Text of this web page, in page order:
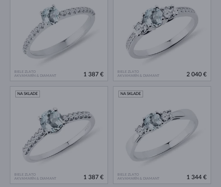
BIELE ZLATO
AKVAMARÍN & DIAMANT
1 387 €
BIELE ZLATO
AKVAMARÍN & DIAMANT
2 040 €
BIELE ZLATO
AKVAMARÍN & DIAMANT
NA SKLADE
1 387 €
BIELE ZLATO
AKVAMARÍN & DIAMANT
NA SKLADE
1 344 €